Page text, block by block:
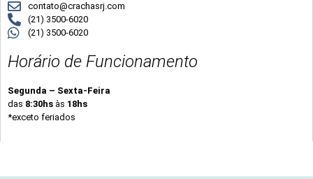
contato@crachasrj.com
(21) 3500-6020
(21) 3500-6020
Horário de Funcionamento
Segunda – Sexta-Feira
das 8:30hs às 18hs
*exceto feriados